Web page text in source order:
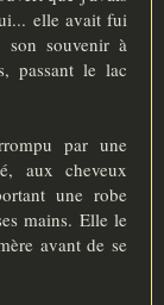
elle avait fui
souvenir à
passant le lac
par une
aux cheveux
une robe
mains. Elle le
avant de se